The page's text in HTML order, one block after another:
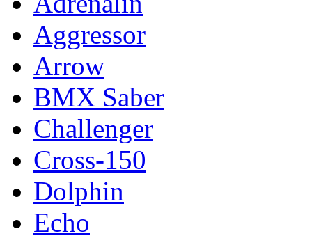
Aggressor
Arrow
BMX Saber
Challenger
Cross-150
Dolphin
Echo